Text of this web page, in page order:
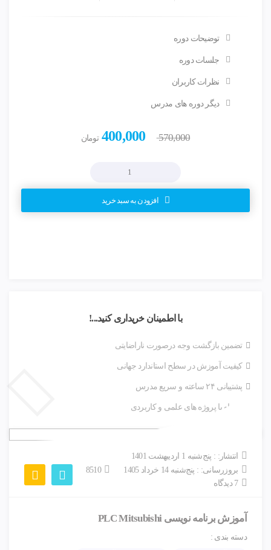
توضیحات دوره
جلسات دوره
نظرات کاربران
دیگر دوره های مدرس
570,000
400,000 تومان
افزودن به سبد خرید
با اطمینان خریداری کنید...!
تضمین بازگشت وجه درصورت ناراضایتی
کیفیت آموزش در سطح استاندارد جهانی
پشتیبانی ۲۴ ساعته و سریع مدرس
همراه با پروژه های علمی و کاربردی
انتشار: : پنج‌شنبه 1 اردیبهشت 1401
بروزرسانی: : پنج‌شنبه 14 خرداد 1405
8510
7 دیدگاه
آموزش برنامه‌ نویسی PLC Mitsubishi
دسته بندی :